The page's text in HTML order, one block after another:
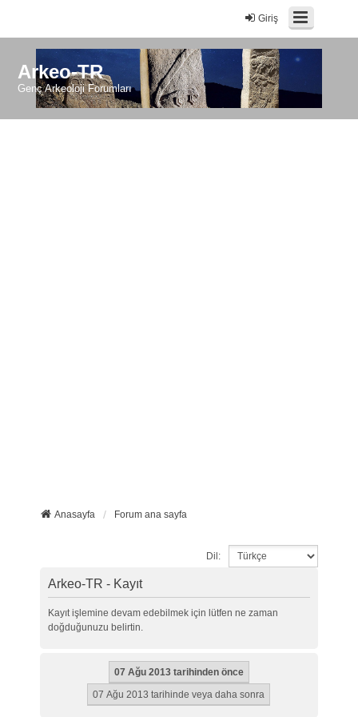
Giriş
Arkeo-TR
Genç Arkeoloji Forumları
Anasayfa Forum ana sayfa
Dil:
Arkeo-TR - Kayıt
Kayıt işlemine devam edebilmek için lütfen ne zaman
doğduğunuzu belirtin.